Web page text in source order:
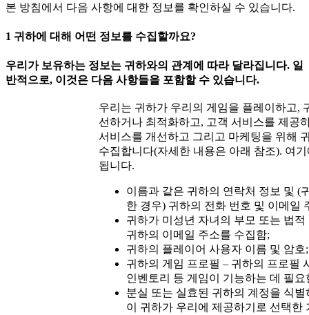
본 방침에서 다음 사항에 대한 정보를 확인하실 수 있습니다.
1 귀하에 대해 어떤 정보를 수집할까요?
우리가 보유하는 정보는 귀하와의 관계에 따라 달라집니다. 일
반적으로, 이것은 다음 사항들을 포함할 수 있습니다.
우리는 귀하가 우리의 게임을 플레이하고,
선하거나 최적화하고, 고객 서비스를 제공
서비스를 개선하고 그리고 마케팅을 위해
수집합니다(자세한 내용은 아래 참조). 여
됩니다.
이름과 같은 귀하의 연락처 정보 및 (
한 경우) 귀하의 전화 번호 및 이메일
귀하가 미성년 자녀의 부모 또는 법
귀하의 이메일 주소를 수집함;
귀하의 플레이어 사용자 이름 및 암호;
귀하의 게임 프로필 – 귀하의 프로필
인벤토리 등 게임이 기능하는 데 필
분실 또는 실효된 귀하의 계정을 식
이 귀하가 우리에 제공하기로 선택한